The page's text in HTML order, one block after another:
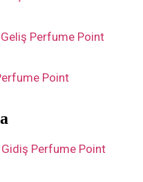
Perfume Point
Point
Perfume Point